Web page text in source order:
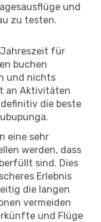
und
zu testen.
für
buchen
und nichts
an Aktivitäten
die beste
eine sehr
werden, dass
sind. Dies
Erlebnis
die langen
vermeiden
und Flüge